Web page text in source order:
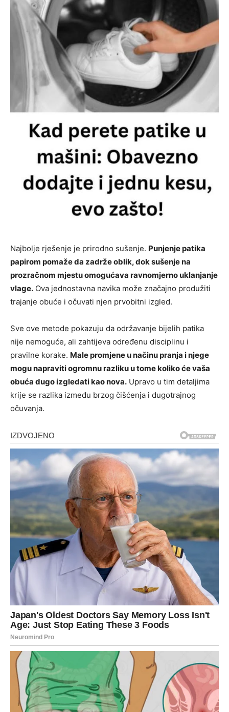
Najbolje rješenje je prirodno sušenje. Punjenje patika
papirom pomaže da zadrže oblik, dok sušenje na
prozračnom mjestu omogućava ravnomjerno uklanjanje
vlage. Ova jednostavna navika može značajno produžiti
trajanje obuće i očuvati njen prvobitni izgled.
Sve ove metode pokazuju da održavanje bijelih patika
nije nemoguće, ali zahtijeva određenu disciplinu i
pravilne korake. Male promjene u načinu pranja i njege
mogu napraviti ogromnu razliku u tome koliko će vaša
obuća dugo izgledati kao nova. Upravo u tim detaljima
krije se razlika između brzog čišćenja i dugotrajnog
očuvanja.